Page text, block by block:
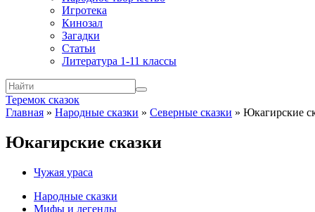
Игротека
Кинозал
Загадки
Статьи
Литература 1-11 классы
Теремок сказок
Главная » Народные сказки » Северные сказки » Юкагирские
Юкагирские сказки
Чужая ураса
Народные сказки
Мифы и легенды